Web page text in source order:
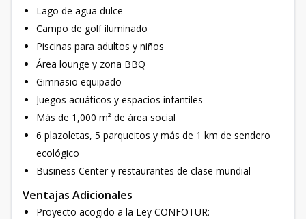
Lago de agua dulce
Campo de golf iluminado
Piscinas para adultos y niños
Área lounge y zona BBQ
Gimnasio equipado
Juegos acuáticos y espacios infantiles
Más de 1,000 m² de área social
6 plazoletas, 5 parqueitos y más de 1 km de sendero
ecológico
Business Center y restaurantes de clase mundial
Ventajas Adicionales
Proyecto acogido a la Ley CONFOTUR: